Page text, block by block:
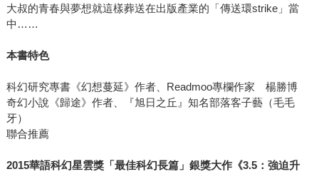
大叔的青春與夢想就這樣葬送在出版產業的「傳送環strike」當
中……
本書特色
科幻研究專書《幻想蔓延》作者、Readmoo專欄作家 楊勝博
奇幻小說《歸途》作者、『旭日之丘』知名部落客子藝（毛毛
牙）
聯合推薦
2015華語科幻星雲獎「最佳科幻長篇」銀獎大作《3.5：強迫升